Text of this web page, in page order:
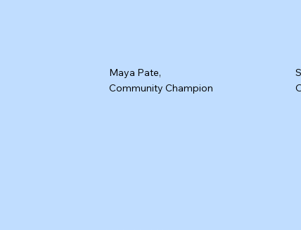
Maya Pate,
Community Champion